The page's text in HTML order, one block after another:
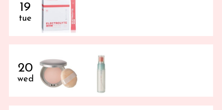
19
tue
20
wed